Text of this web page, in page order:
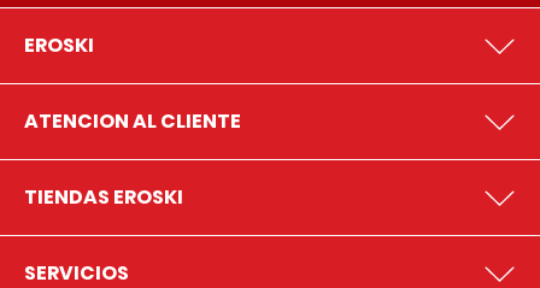
EROSKI
ATENCION AL CLIENTE
TIENDAS EROSKI
SERVICIOS